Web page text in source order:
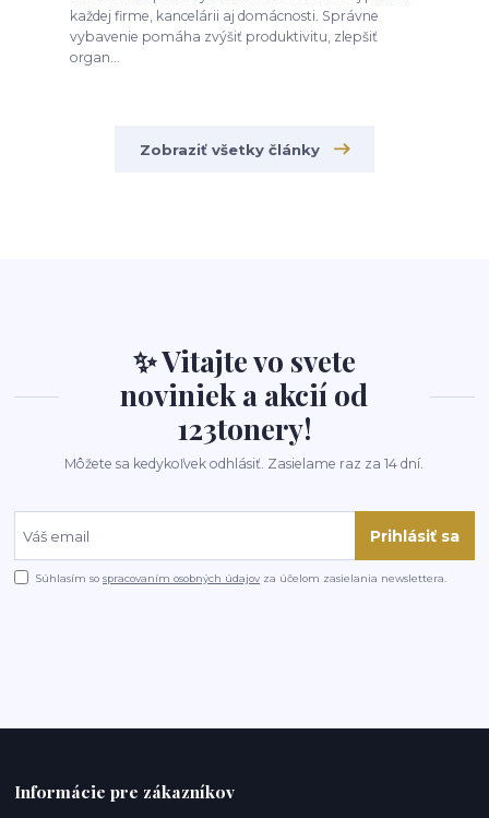
každej firme, kancelárii aj domácnosti. Správne
vybavenie pomáha zvýšiť produktivitu, zlepšiť
organ...
Zobraziť všetky články
✨ Vitajte vo svete
noviniek a akcií od
123tonery!
Môžete sa kedykoľvek odhlásiť. Zasielame raz za 14 dní.
Prihlásiť sa
Súhlasím sospracovaním osobných údajov za účelom zasielania newslettera.
Informácie pre zákazníkov